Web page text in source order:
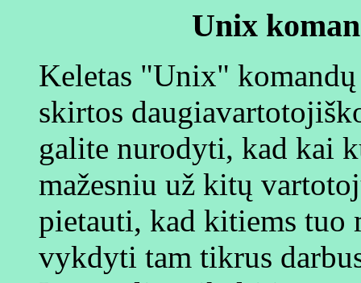
Unix
Keletas "Unix"
skirtos
galite nurodyti, kad kai
mažesniu už kitų
pietauti, kad kitiems tuo
vykdyti tam tikrus